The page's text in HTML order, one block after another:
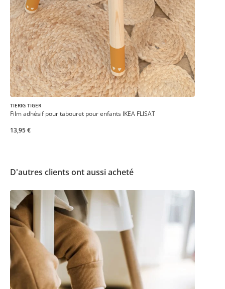
TIERIG TIGER
Film adhésif pour tabouret pour enfants IKEA FLISAT
13,95 €
D'autres clients ont aussi acheté